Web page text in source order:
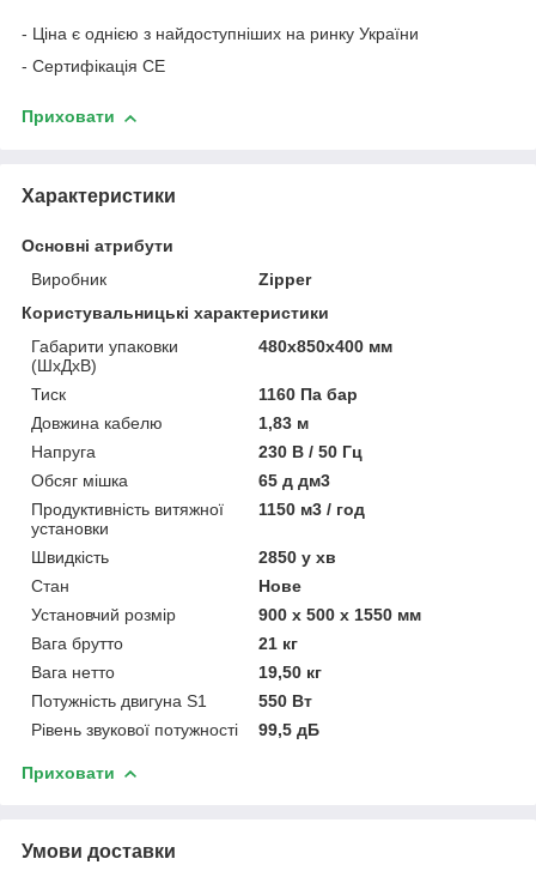
- Ціна є однією з найдоступніших на ринку України
- Сертифікація СЕ
Приховати
Характеристики
Основні атрибути
Виробник
Zipper
Користувальницькі характеристики
Габарити упаковки
(ШхДхВ)
480х850х400 мм
Тиск
1160 Па бар
Довжина кабелю
1,83 м
Напруга
230 В / 50 Гц
Обсяг мішка
65 д дм3
Продуктивність витяжної
установки
1150 м3 / год
Швидкість
2850 у хв
Стан
Нове
Установчий розмір
900 х 500 х 1550 мм
Вага брутто
21 кг
Вага нетто
19,50 кг
Потужність двигуна S1
550 Вт
Рівень звукової потужності
99,5 дБ
Приховати
Умови доставки